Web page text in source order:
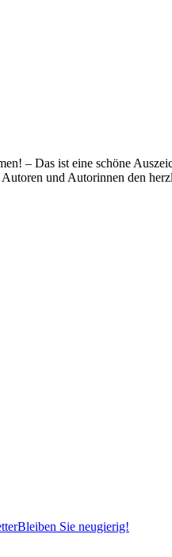
– Das ist eine schöne
und Autorinnen den
Bleiben Sie neugierig!